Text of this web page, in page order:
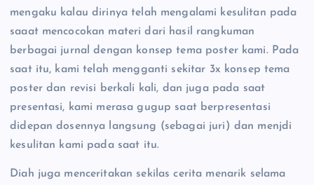
mengaku kalau dirinya telah mengalami kesulitan pada
saaat mencocokan materi dari hasil rangkuman
berbagai jurnal dengan konsep tema poster kami. Pada
saat itu, kami telah mengganti sekitar 3x konsep tema
poster dan revisi berkali kali, dan juga pada saat
presentasi, kami merasa gugup saat berpresentasi
didepan dosennya langsung (sebagai juri) dan menjdi
kesulitan kami pada saat itu.
Diah juga menceritakan sekilas cerita menarik selama